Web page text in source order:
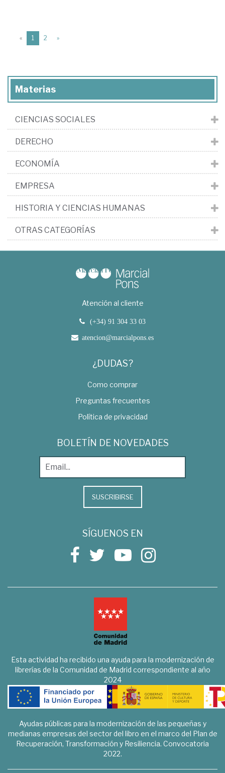
« 1 (current)
2 »
Materias
CIENCIAS SOCIALES
DERECHO
ECONOMÍA
EMPRESA
HISTORIA Y CIENCIAS HUMANAS
OTRAS CATEGORÍAS
Atención al cliente
(+34) 91 304 33 03
atencion@marcialpons.es
¿DUDAS?
Como comprar
Preguntas frecuentes
Política de privacidad
BOLETÍN DE NOVEDADES
SUSCRIBIRSE
SÍGUENOS EN
Esta actividad ha recibido una ayuda para la modernización de
librerías de la Comunidad de Madrid correspondiente al año
2024
Ayudas públicas para la modernización de las pequeñas y
medianas empresas del sector del libro en el marco del Plan de
Recuperación, Transformación y Resiliencia. Convocatoria
2022.